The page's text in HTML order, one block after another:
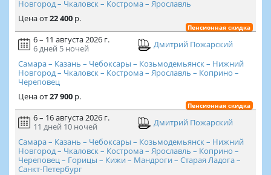
Новгород – Чкаловск – Кострома – Ярославль
Ценаот22 400р.
Пенсионная скидка
6 – 11 августа 2026 г.
6 дней 5 ночей
Дмитрий Пожарский
Самара – Казань – Чебоксары – Козьмодемьянск – Нижний
Новгород – Чкаловск – Кострома – Ярославль – Коприно –
Череповец
Ценаот27 900р.
Пенсионная скидка
6 – 16 августа 2026 г.
11 дней 10 ночей
Дмитрий Пожарский
Самара – Казань – Чебоксары – Козьмодемьянск – Нижний
Новгород – Чкаловск – Кострома – Ярославль – Коприно –
Череповец – Горицы – Кижи – Мандроги – Старая Ладога –
Санкт-Петербург